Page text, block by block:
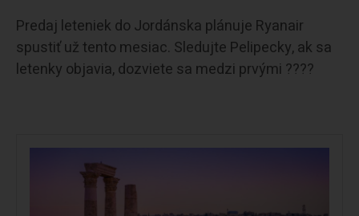
Predaj leteniek do Jordánska plánuje Ryanair
spustiť už tento mesiac. Sledujte Pelipecky, ak sa
letenky objavia, dozviete sa medzi prvými ????